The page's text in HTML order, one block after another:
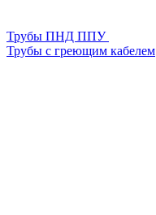
Трубы ПНД ППУ
Трубы с греющим кабелем